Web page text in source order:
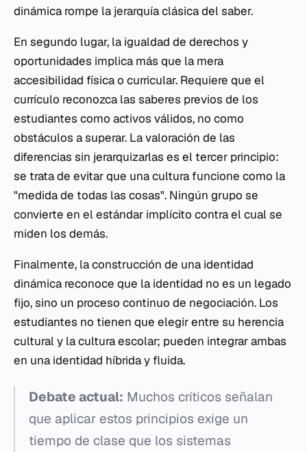
dinámica rompe la jerarquía clásica del saber.
En segundo lugar, la igualdad de derechos y
oportunidades implica más que la mera
accesibilidad física o curricular. Requiere que el
currículo reconozca las saberes previos de los
estudiantes como activos válidos, no como
obstáculos a superar. La valoración de las
diferencias sin jerarquizarlas es el tercer principio:
se trata de evitar que una cultura funcione como la
"medida de todas las cosas". Ningún grupo se
convierte en el estándar implícito contra el cual se
miden los demás.
Finalmente, la construcción de una identidad
dinámica reconoce que la identidad no es un legado
fijo, sino un proceso continuo de negociación. Los
estudiantes no tienen que elegir entre su herencia
cultural y la cultura escolar; pueden integrar ambas
en una identidad híbrida y fluida.
Debate actual: Muchos críticos señalan
que aplicar estos principios exige un
tiempo de clase que los sistemas